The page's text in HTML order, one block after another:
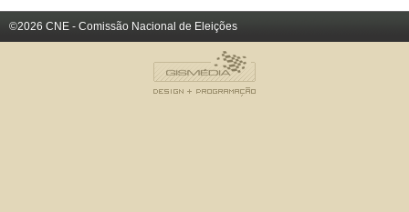
©2026 CNE - Comissão Nacional de Eleições